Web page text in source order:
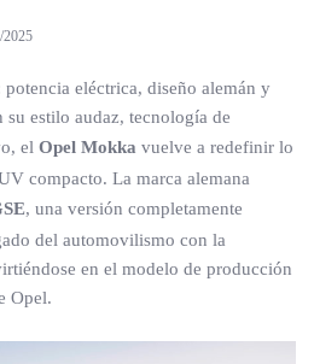
2025
eléctrica, diseño alemán y
estilo audaz, tecnología de
el Opel Mokka vuelve a redefinir lo
compacto. La marca alemana
, una versión completamente
del automovilismo con la
en el modelo de producción
Opel.